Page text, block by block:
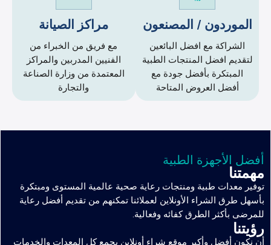
الموردون / المصنعون
الشراكة مع افضل البائعين
لتقديم افضل المنتجات الطبية
المبتكرة بأفضل جودة مع
مراكز الصيانة
مع فريق من الخبراء من
الفنيين المدربين والمراكز
المعتمدة من وزارة الصناعة
أفضل الأجهزة الطبية
مهمتنا
توفير معدات طبية ومنتجات رعاية صحية عالمية المستوى ومبتكرة
بأسهل طرق الشراء الأونلاين لعملائنا تمكنهم من تقديم أفضل رعاية
للمرضى بأكثر الطرق كفائه وفعالية.
رؤيتنا